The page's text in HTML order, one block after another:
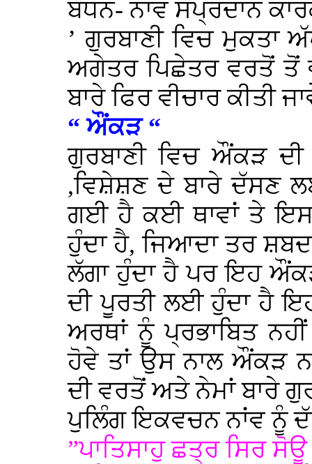
ਬੰਧਨ- ਨਾਂਵ ਸੰਪ੍ਰਦਾਨ
’ ਗੁਰਬਾਣੀ ਵਿਚ ਮੁਕਤਾ
ਅਗੇਤਰ ਪਿਛੇਤਰ ਵਰਤੋਂ ਤੋਂ
ਬਾਰੇ ਫਿਰ ਵੀਚਾਰ ਕੀਤੀ
“ ਔਂਕੜ “
ਗੁਰਬਾਣੀ ਵਿਚ ਔਂਕੜ
,ਵਿਸ਼ੇਸ਼ਣ ਦੇ ਬਾਰੇ ਦੱਸਣ
ਗਈ ਹੈ ਕਈ ਥਾਵਾਂ ਤੇ
ਹੁੰਦਾ ਹੈ, ਜਿਆਦਾ ਤਰ
ਲੱਗਾ ਹੁੰਦਾ ਹੈ ਪਰ ਇਹ
ਦੀ ਪੂਰਤੀ ਲਈ ਹੁੰਦਾ ਹੈ
ਅਰਥਾਂ ਨੂੰ ਪ੍ਰਭਾਬਿਤ
ਹੋਵੇ ਤਾਂ ਉਸ ਨਾਲ ਔਂਕੜ
ਦੀ ਵਰਤੋਂ ਅਤੇ ਨੇਮਾਂ ਬਾਰੇ
ਪੁਲਿੰਗ ਇਕਵਚਨ ਨਾਂਵ ਨੂੰ
”ਪਾਤਿਸਾਹੁ ਛਤ੍ਰ ਸਿਰ